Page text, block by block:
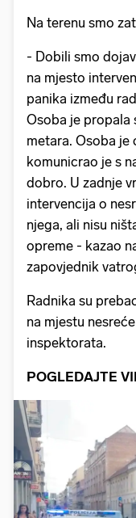
Na terenu smo
- Dobili smo
na mjesto
panika između
Osoba je propala
metara. Osoba je
komunicrao je s
dobro. U zadnje
intervencija o
njega, ali nisu
opreme - kazao
zapovjednik
Radnika su
na mjestu
inspektorata.
POGLEDAJTE